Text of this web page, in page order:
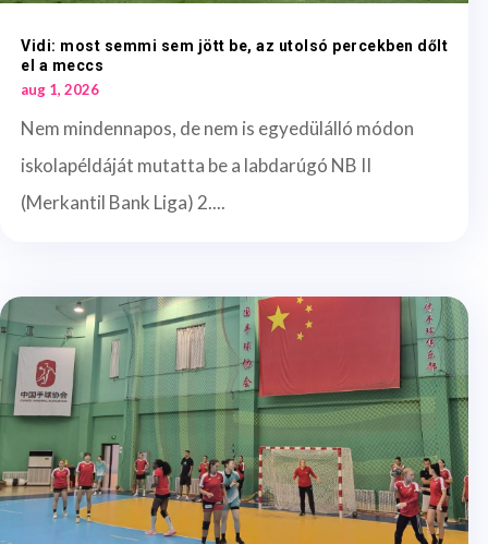
Vidi: most semmi sem jött be, az utolsó percekben dőlt
el a meccs
aug 1, 2026
Nem mindennapos, de nem is egyedülálló módon
iskolapéldáját mutatta be a labdarúgó NB II
(Merkantil Bank Liga) 2....